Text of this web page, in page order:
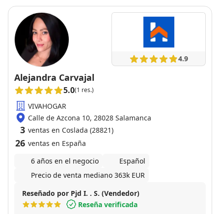
4.9
Alejandra Carvajal
5.0(1 res.)
VIVAHOGAR
Calle de Azcona 10, 28028 Salamanca
3 ventas en Coslada (28821)
26 ventas en España
6 años en el negocio
Español
Precio de venta mediano 363k EUR
Reseñado por Pjd I. . S. (Vendedor)
Reseña verificada